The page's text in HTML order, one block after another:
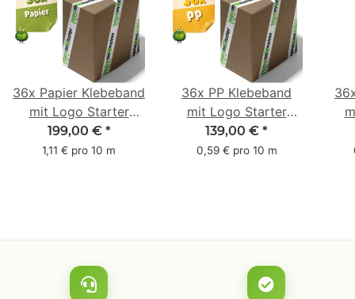
36x Papier Klebeband
mit Logo Starter
Pack - 1-farbig- 50
mm x 50 m - mit
199,00 € *
1,11 € pro 10 m
36x PP Klebeband
mit Logo Starter
Pack - 1-farbig- 48
mm x 66 m
139,00 € *
0,59 € pro 10 m